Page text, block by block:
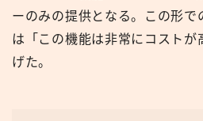
ーのみの提供となる。この形で
は「この機能は非常にコストが
げた。